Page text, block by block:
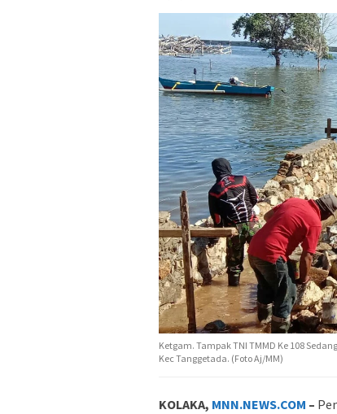
Ketgam. Tampak TNI TMMD Ke 108
Kec Tanggetada. (Foto Aj/MM)
KOLAKA, MNN.NEWS.COM –